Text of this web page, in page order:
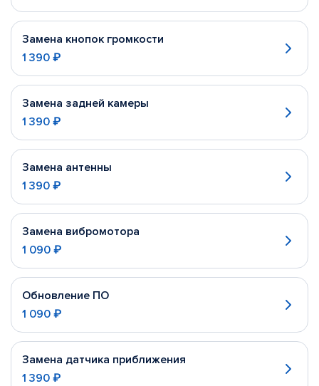
Замена кнопок громкости
1 390 ₽
Замена задней камеры
1 390 ₽
Замена антенны
1 390 ₽
Замена вибромотора
1 090 ₽
Обновление ПО
1 090 ₽
Замена датчика приближения
1 390 ₽